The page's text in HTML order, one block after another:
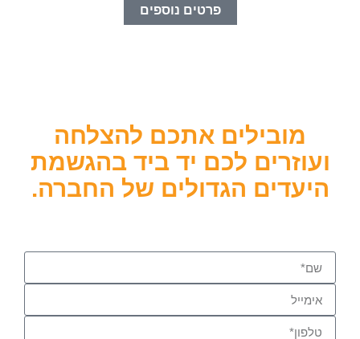
פרטים נוספים
מובילים אתכם להצלחה
ועוזרים לכם יד ביד בהגשמת
היעדים הגדולים של החברה.